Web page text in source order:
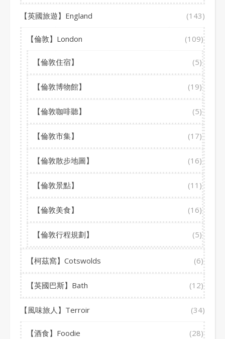
【英國旅遊】England (143)
【倫敦】London (109)
【倫敦住宿】 (5)
【倫敦博物館】 (19)
【倫敦咖啡聽】 (5)
【倫敦市集】 (17)
【倫敦散步地圖】 (16)
【倫敦景點】 (11)
【倫敦美食】 (16)
【倫敦行程規劃】 (5)
【柯茲窩】Cotswolds (6)
【英國巴斯】Bath (12)
【風味旅人】Terroir (34)
【酒食】Foodie (28)